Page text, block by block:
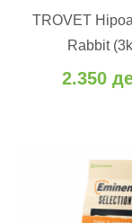
TROVET
Rabbit
2.350
Додај во
Додај за